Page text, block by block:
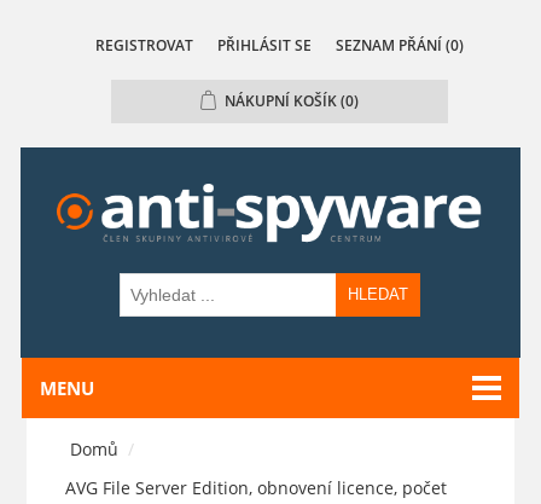
REGISTROVAT PŘIHLÁSIT SE SEZNAM PŘÁNÍ (0)
NÁKUPNÍ KOŠÍK(0)
HLEDAT
MENU
Domů /
AVG File Server Edition, obnovení licence, počet